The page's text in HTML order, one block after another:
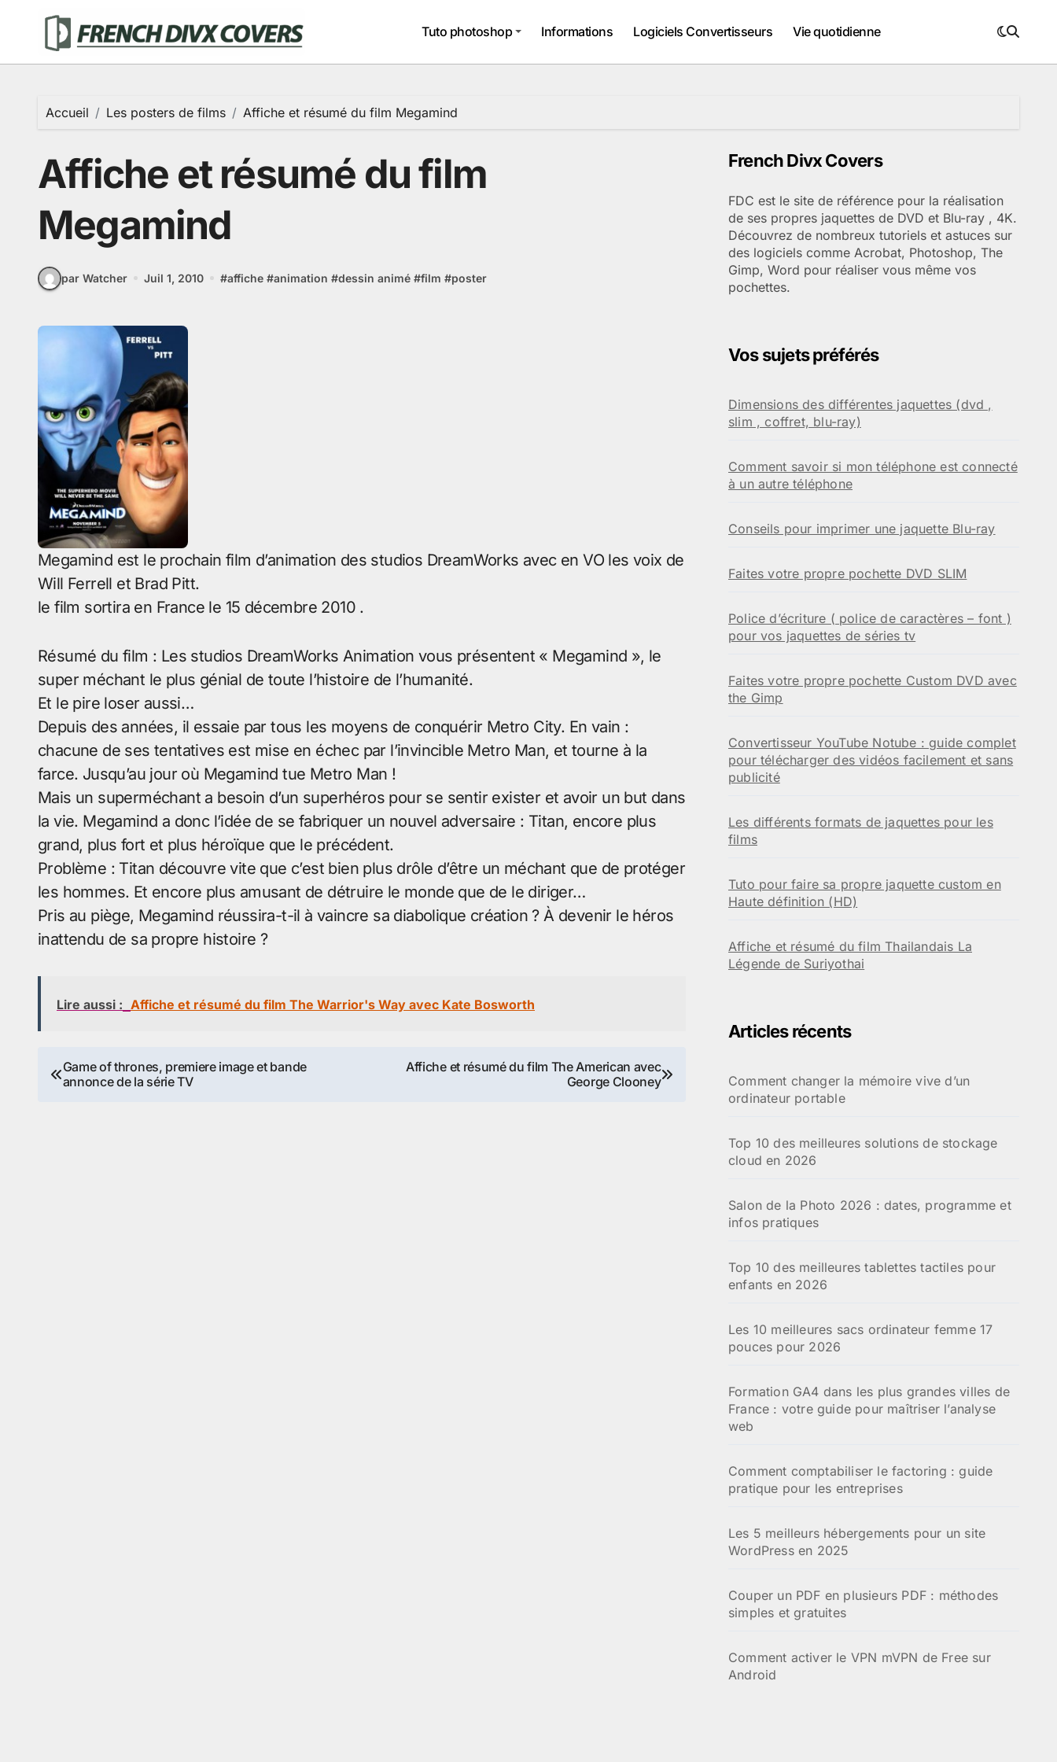
Tuto photoshop Informations Logiciels Convertisseurs Vie quotidienne
Accueil Les posters de films Affiche et résumé du film Megamind
Affiche et résumé du film
Megamind
par Watcher Juil 1, 2010 #affiche #animation #dessin animé #film #poster
Megamind est le prochain film d’animation des studios DreamWorks avec en VO les voix de
Will Ferrell et Brad Pitt.
le film sortira en France le 15 décembre 2010 .
Résumé du film : Les studios DreamWorks Animation vous présentent « Megamind », le
super méchant le plus génial de toute l’histoire de l’humanité.
Et le pire loser aussi…
Depuis des années, il essaie par tous les moyens de conquérir Metro City. En vain :
chacune de ses tentatives est mise en échec par l’invincible Metro Man, et tourne à la
farce. Jusqu’au jour où Megamind tue Metro Man !
Mais un superméchant a besoin d’un superhéros pour se sentir exister et avoir un but dans
la vie. Megamind a donc l’idée de se fabriquer un nouvel adversaire : Titan, encore plus
grand, plus fort et plus héroïque que le précédent.
Problème : Titan découvre vite que c’est bien plus drôle d’être un méchant que de protéger
les hommes. Et encore plus amusant de détruire le monde que de le diriger…
Pris au piège, Megamind réussira-t-il à vaincre sa diabolique création ? À devenir le héros
inattendu de sa propre histoire ?
Lire aussi : Affiche et résumé du film The Warrior's Way avec Kate Bosworth
Navigation
Game of thrones, premiere image et bande
annonce de la série TV
Affiche et résumé du film The American avec
George Clooney
French Divx Covers
FDC est le site de référence pour la réalisation
de ses propres jaquettes de DVD et Blu-ray , 4K.
Découvrez de nombreux tutoriels et astuces sur
des logiciels comme Acrobat, Photoshop, The
Gimp, Word pour réaliser vous même vos
pochettes.
Vos sujets préférés
Dimensions des différentes jaquettes (dvd ,
slim , coffret, blu-ray)
Comment savoir si mon téléphone est connecté
à un autre téléphone
Conseils pour imprimer une jaquette Blu-ray
Faites votre propre pochette DVD SLIM
Police d’écriture ( police de caractères – font )
pour vos jaquettes de séries tv
Faites votre propre pochette Custom DVD avec
the Gimp
Convertisseur YouTube Notube : guide complet
pour télécharger des vidéos facilement et sans
publicité
Les différents formats de jaquettes pour les
films
Tuto pour faire sa propre jaquette custom en
Haute définition (HD)
Affiche et résumé du film Thailandais La
Légende de Suriyothai
Articles récents
Comment changer la mémoire vive d’un
ordinateur portable
Top 10 des meilleures solutions de stockage
cloud en 2026
Salon de la Photo 2026 : dates, programme et
infos pratiques
Top 10 des meilleures tablettes tactiles pour
enfants en 2026
Les 10 meilleures sacs ordinateur femme 17
pouces pour 2026
Formation GA4 dans les plus grandes villes de
France : votre guide pour maîtriser l’analyse
web
Comment comptabiliser le factoring : guide
pratique pour les entreprises
Les 5 meilleurs hébergements pour un site
WordPress en 2025
Couper un PDF en plusieurs PDF : méthodes
simples et gratuites
Comment activer le VPN mVPN de Free sur
Android